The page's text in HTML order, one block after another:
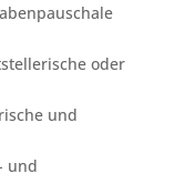
oder
und
und